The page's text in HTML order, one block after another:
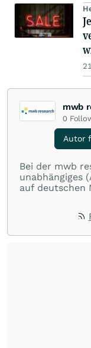
mwb
0
Autor
Bei der mwb
unabhängiges
auf deutschen